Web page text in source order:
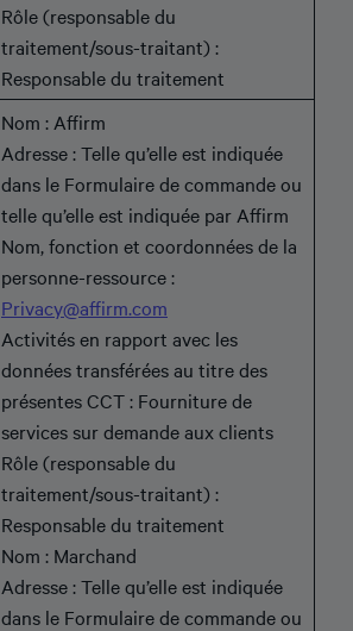
Rôle (responsable du
traitement/sous-traitant) :
Responsable du traitement
Nom : Affirm
Adresse : Telle qu’elle est indiquée
dans le Formulaire de commande ou
telle qu’elle est indiquée par Affirm
Nom, fonction et coordonnées de la
personne-ressource :
Privacy@affirm.com
Activités en rapport avec les
données transférées au titre des
présentes CCT : Fourniture de
services sur demande aux clients
Rôle (responsable du
traitement/sous-traitant) :
Responsable du traitement
Nom : Marchand
Adresse : Telle qu’elle est indiquée
dans le Formulaire de commande ou